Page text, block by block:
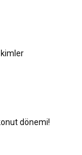
kimler
dönemi!